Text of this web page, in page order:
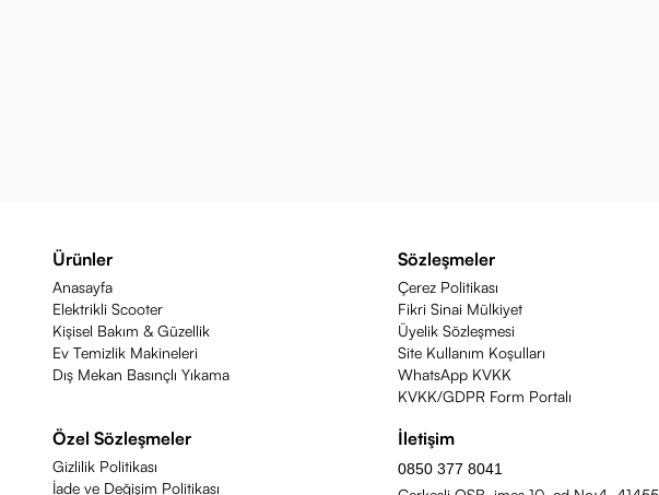
Ürünler
Anasayfa
Elektrikli Scooter
Kişisel Bakım & Güzellik
Ev Temizlik Makineleri
Dış Mekan Basınçlı Yıkama
Sözleşmeler
Çerez Politikası
Fikri Sinai Mülkiyet
Üyelik Sözleşmesi
Site Kullanım Koşulları
WhatsApp KVKK
KVKK/GDPR Form Portalı
Özel Sözleşmeler
Gizlilik Politikası
İade ve Değişim Politikası
İletişim
0850 377 8041